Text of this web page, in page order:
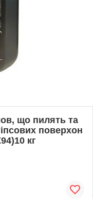
що пилять та
поверхон
кг